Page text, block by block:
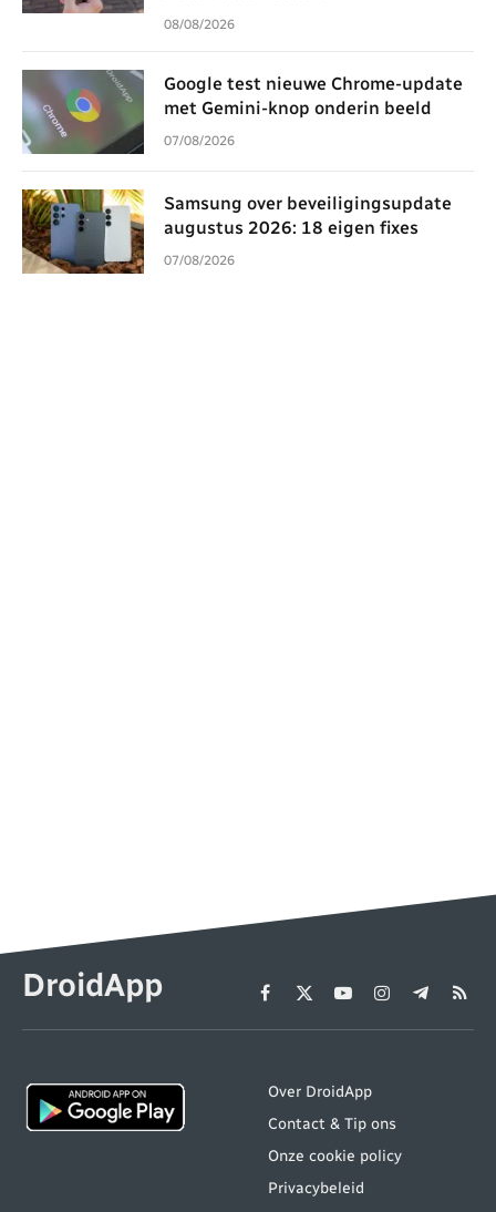
08/08/2026
Google test nieuwe Chrome-update
met Gemini-knop onderin beeld
07/08/2026
Samsung over beveiligingsupdate
augustus 2026: 18 eigen fixes
07/08/2026
DroidApp Facebook
X
(Twitter)
YouTubeInstagram
Telegram
RSS
Over DroidApp
Contact & Tip ons
Onze cookie policy
Privacybeleid